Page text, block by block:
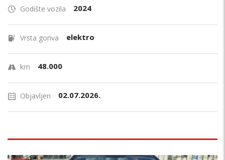
Godište vozila 2024
Vrsta goriva elektro
km 48.000
Objavljen 02.07.2026.